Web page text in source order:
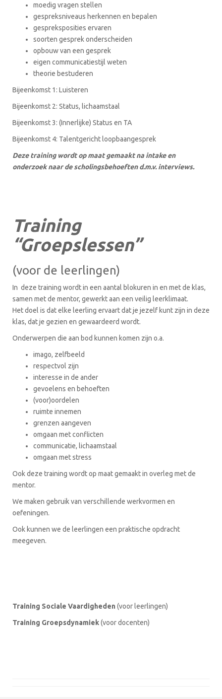
moedig vragen stellen
gespreksniveaus herkennen en bepalen
gespreksposities ervaren
soorten gesprek onderscheiden
opbouw van een gesprek
eigen communicatiestijl weten
theorie bestuderen
Bijeenkomst 1: Luisteren
Bijeenkomst 2: Status, lichaamstaal
Bijeenkomst 3: (Innerlijke) Status en TA
Bijeenkomst 4: Talentgericht loopbaangesprek
Deze training wordt op maat gemaakt na intake en
onderzoek naar de scholingsbehoeften d.m.v. interviews.
Training
“Groepslessen”
(voor de leerlingen)
In deze training wordt in een aantal blokuren in en met de klas,
samen met de mentor, gewerkt aan een veilig leerklimaat.
Het doel is dat elke leerling ervaart dat je jezelf kunt zijn in deze
klas, dat je gezien en gewaardeerd wordt.
Onderwerpen die aan bod kunnen komen zijn o.a.
imago, zelfbeeld
respectvol zijn
interesse in de ander
gevoelens en behoeften
(voor)oordelen
ruimte innemen
grenzen aangeven
omgaan met conflicten
communicatie, lichaamstaal
omgaan met stress
Ook deze training wordt op maat gemaakt in overleg met de
mentor.
We maken gebruik van verschillende werkvormen en
oefeningen.
Ook kunnen we de leerlingen een praktische opdracht
meegeven.
Training Sociale Vaardigheden (voor leerlingen)
Training Groepsdynamiek(voor docenten)